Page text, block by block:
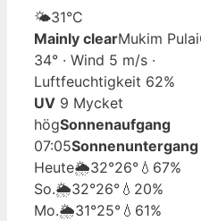
🌤️31°C
Mainly clearMukim Pulai
34° · Wind 5 m/s ·
Luftfeuchtigkeit 62%
UV 9 Mycket
högSonnenaufgang
07:05Sonnenuntergang
Heute🌦️32°26° 💧67%
So.🌦️32°26° 💧20%
Mo.🌦️31°25° 💧61%